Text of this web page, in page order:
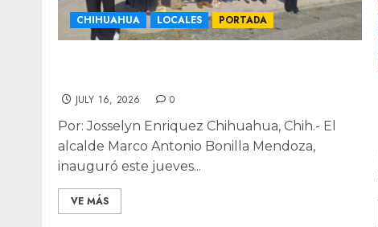
CHIHUAHUA LOCALES PORTADA
JULY 16, 2026 0
Por: Josselyn Enriquez Chihuahua, Chih.- El
alcalde Marco Antonio Bonilla Mendoza,
inauguró este jueves...
VE MÁS